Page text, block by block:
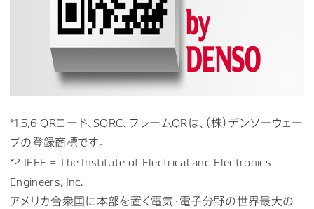
*1,5,6 QRコード、SQRC、フレームQRは、（株）デンソーウェー
ブの登録商標です。
*2 IEEE = The Institute of Electrical and Electronics
Engineers, Inc.
アメリカ合衆国に本部を置く電気・電子分野の世界最大の